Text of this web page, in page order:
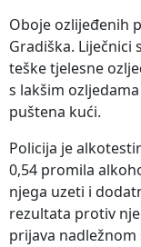
Oboje ozlijeđenih
Gradiška. Liječnici
teške tjelesne
s lakšim
puštena kući.
Policija je
0,54 promila
njega uzeti i
rezultata protiv
prijava nadležnom